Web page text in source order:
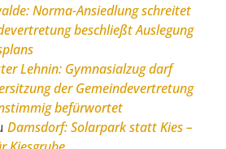
Norma-Ansiedlung schreitet
beschließt Auslegung
Lehnin: Gymnasialzug darf
der Gemeindevertretung
befürwortet
Damsdorf: Solarpark statt Kies –